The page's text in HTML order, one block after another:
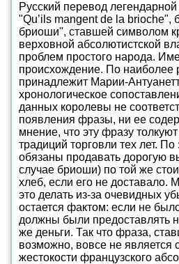
Русский перевод
"Qu’ils mangent de la brioche",
бриоши", ставшей символом
верховной абсолютистской
проблем простого народа.
происхождение. По наиболее
принадлежит Марии-
хронологическое
данных королевы не
появления фразы, ни ее
мнение, что эту фразу
традиций торговли тех лет.
обязаны продавать дорогую
случае бриоши) по той же
хлеб, если его не доставало.
это делать из-за очевидных
остается фактом: если не
должны были предоставлять
же деньги. Так что фраза,
возможно, вовсе не
жестокости французского